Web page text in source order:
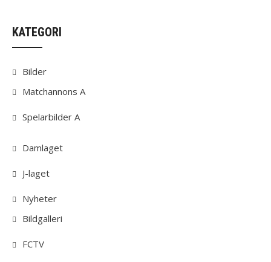
KATEGORI
Bilder
Matchannons A
Spelarbilder A
Damlaget
J-laget
Nyheter
Bildgalleri
FCTV